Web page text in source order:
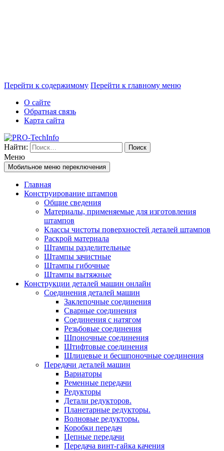
Перейти к содержимому Перейти к главному меню
О сайте
Обратная связь
Карта сайта
Найти:
Меню
Мобильное меню переключения
Главная
Конструирование штампов
Общие сведения
Материалы, применяемые для изготовления
штампов
Классы чистоты поверхностей деталей штампов
Раскрой материала
Штампы разделительные
Штампы зачистные
Штампы гибочные
Штампы вытяжные
Конструкции деталей машин онлайн
Соединения деталей машин
Заклепочные соединения
Сварные соединения
Соединения с натягом
Резьбовые соединения
Шпоночные соединения
Штифтовые соединения
Шлицевые и бесшпоночные соединения
Передачи деталей машин
Вариаторы
Ременные передачи
Редукторы
Детали редукторов.
Планетарные редукторы.
Волновые редукторы.
Коробки передач
Цепные передачи
Передача винт-гайка качения